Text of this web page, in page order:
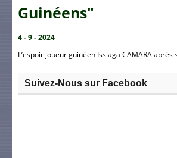
Guinéens"
4 - 9 - 2024
L’espoir joueur guinéen Issiaga CAMARA après
Suivez-Nous sur Facebook